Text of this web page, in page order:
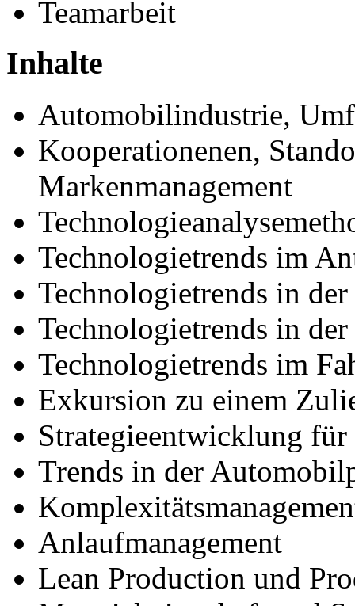
Teamarbeit
Inhalte
Automobilindustrie,
Kooperationenen,
Markenmanagement
Technologietrends im
Technologietrends in
Technologietrends in
Technologietrends im
Exkursion zu einem
Strategieentwicklung
Trends in der
Anlaufmanagement
Lean Production und